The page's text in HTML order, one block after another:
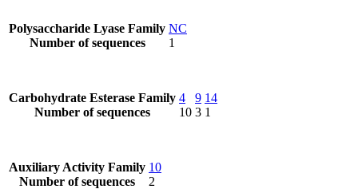
Polysaccharide Lyase Family
Number of sequences
NC
1
Carbohydrate Esterase Family
Number of sequences
4
10
9
3
14
1
Auxiliary Activity Family
Number of sequences
10
2